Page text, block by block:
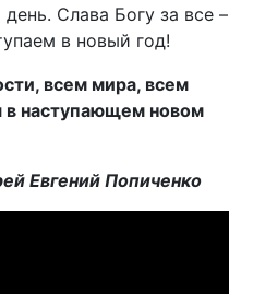
Слава Богу за все –
в новый год!
всем мира, всем
в наступающем новом
Евгений Попиченко